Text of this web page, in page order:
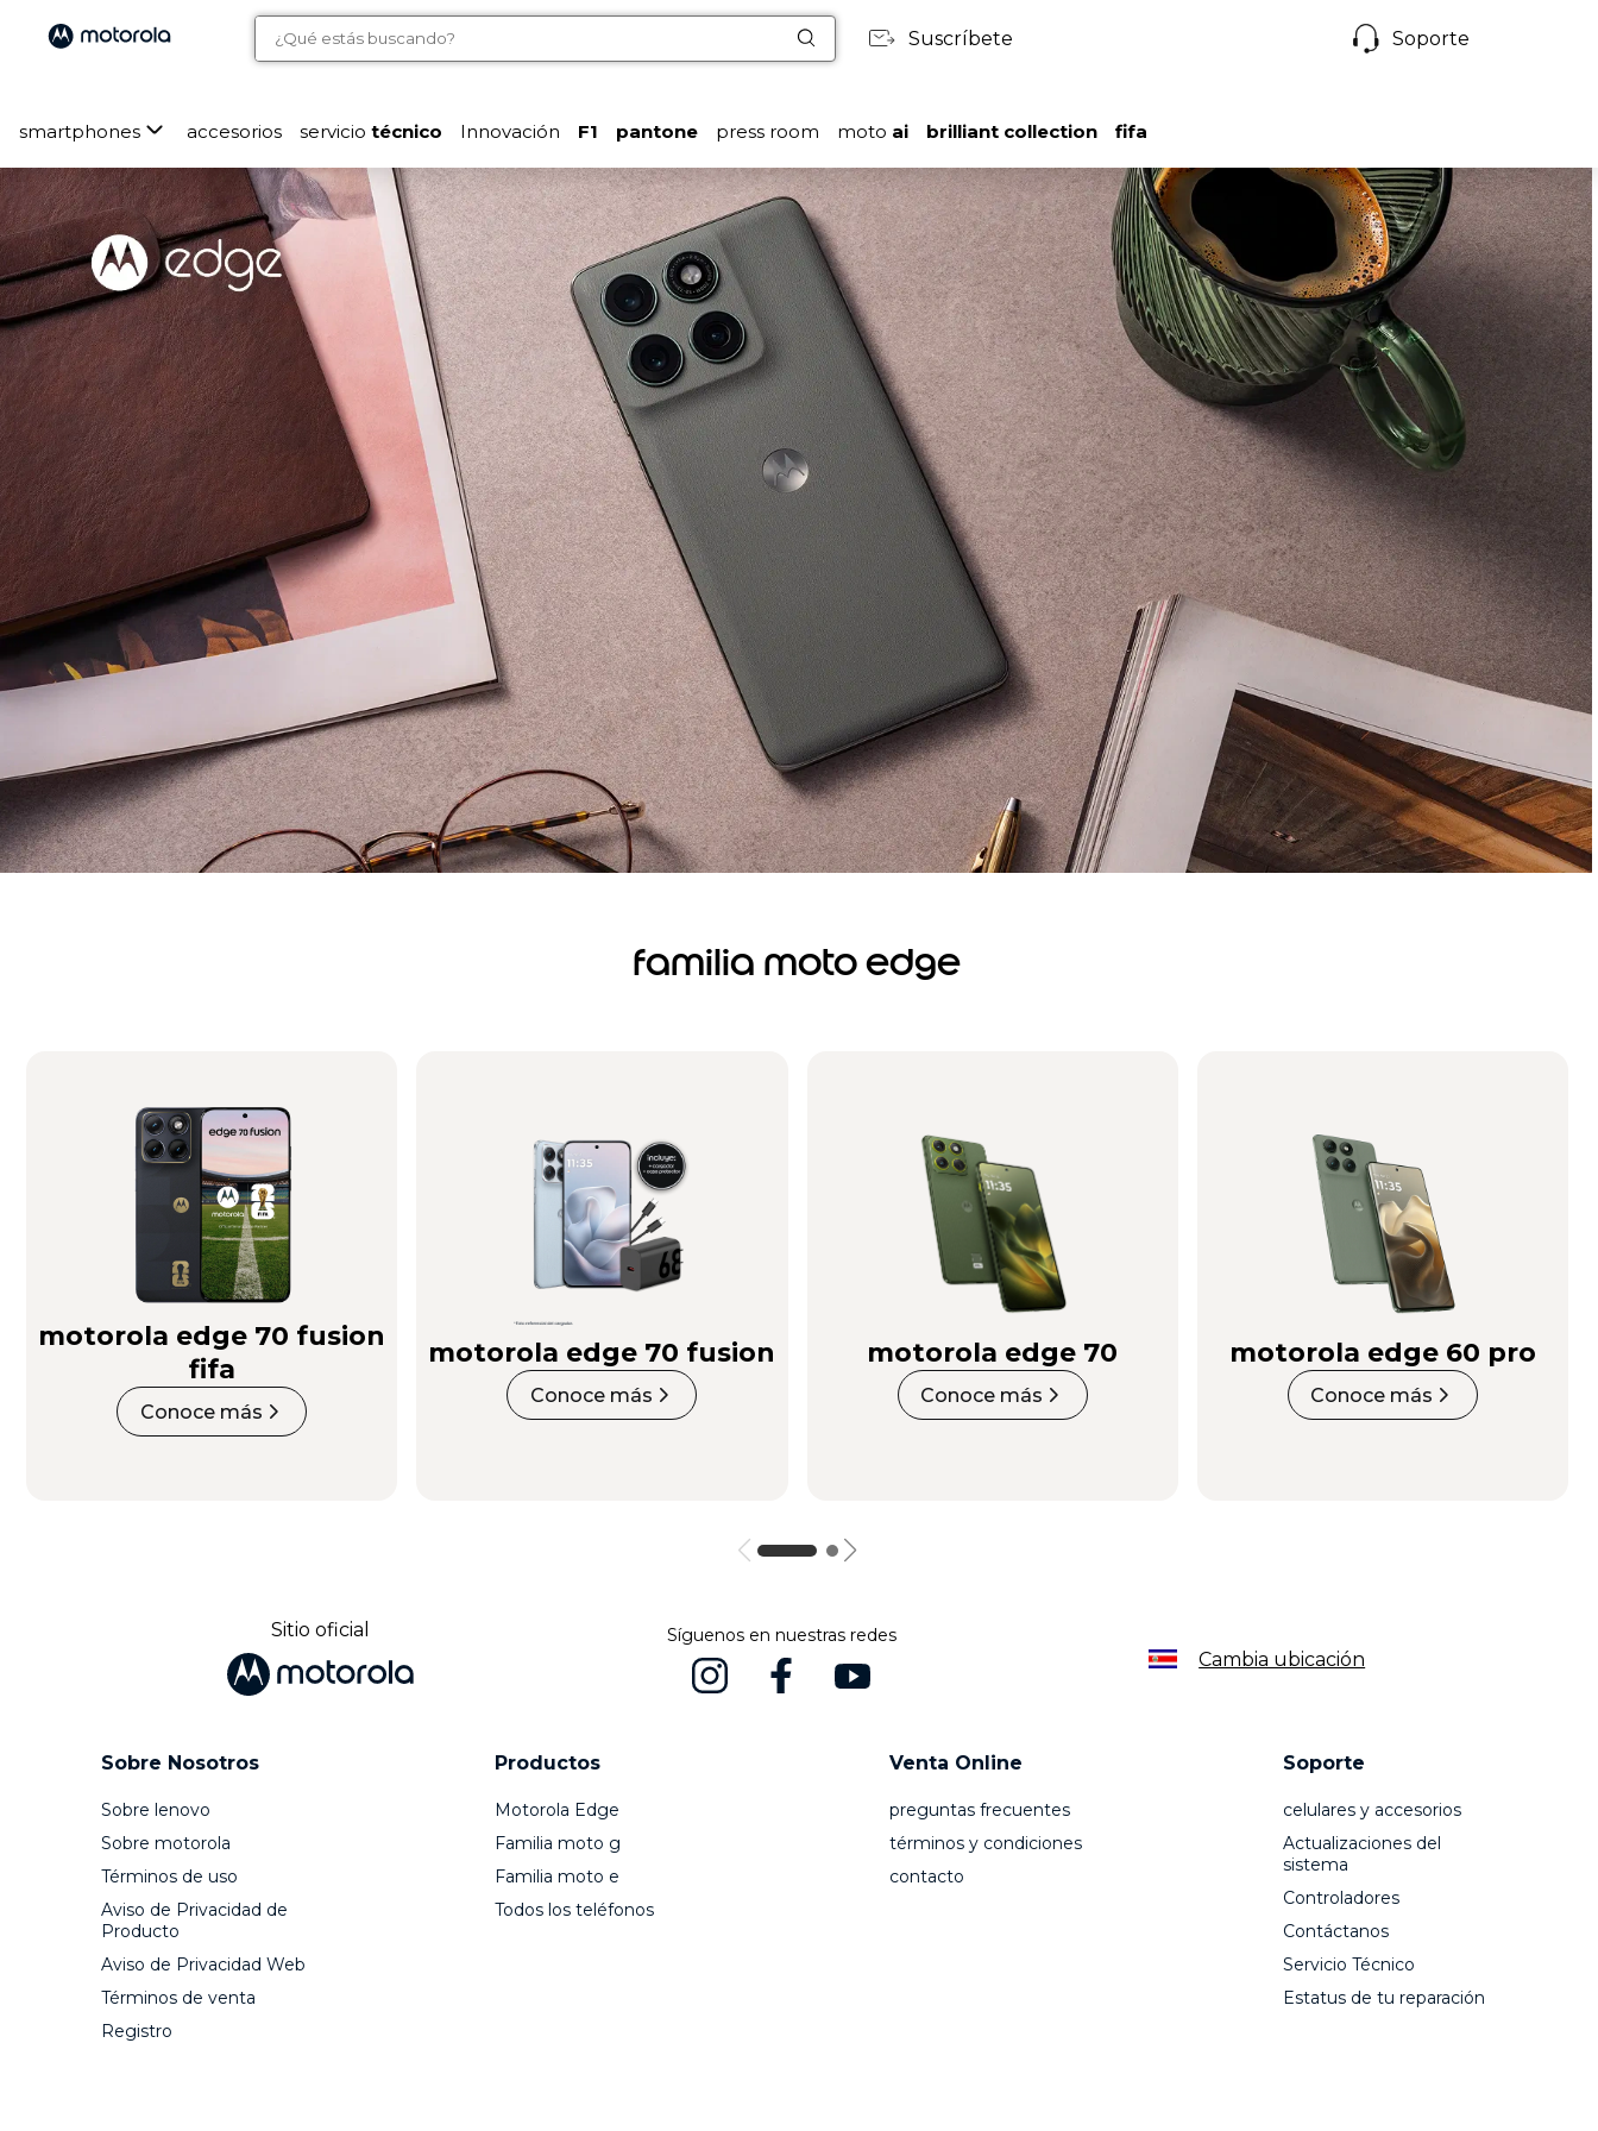
Suscríbete Soporte
smartphones accesorios servicio técnico Innovación F1 pantone press room moto ai brilliant collection fifa
familia moto edge
motorola edge 70 fusion
fifa
Conoce más
motorola edge 70 fusion
Conoce más
motorola edge 70
Conoce más
motorola edge 60 pro
Conoce más
Sitio oficial Síguenos en nuestras redes
Cambia ubicación
Sobre Nosotros
Sobre lenovo
Sobre motorola
Términos de uso
Aviso de Privacidad de
Producto
Aviso de Privacidad Web
Términos de venta
Registro
Productos
Motorola Edge
Familia moto g
Familia moto e
Todos los teléfonos
Venta Online
preguntas frecuentes
términos y condiciones
contacto
Soporte
celulares y accesorios
Actualizaciones del
sistema
Controladores
Contáctanos
Servicio Técnico
Estatus de tu reparación